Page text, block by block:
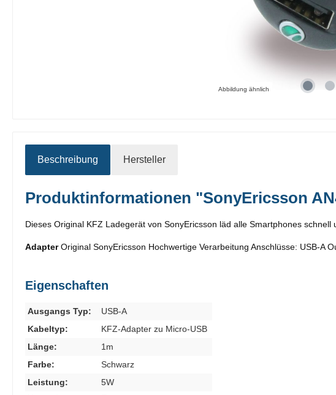
Abbildung ähnlich
Beschreibung Hersteller
Produktinformationen "SonyEricsson
Dieses Original KFZ Ladegerät von SonyEricsson läd alle Smartphones schnell
AdapterOriginal SonyEricsson Hochwertige Verarbeitung Anschlüsse: USB-A
Eigenschaften
Ausgangs Typ:
USB-A
Kabeltyp:
KFZ-Adapter zu Micro-USB
Länge:
1m
Farbe:
Schwarz
Leistung:
5W